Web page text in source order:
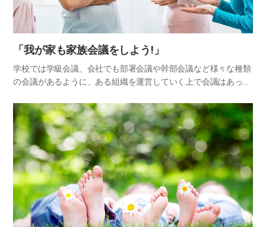
「我が家も家族会議をしよう!」
学校では学級会議、会社でも部署会議や幹部会議など様々な種類
の会議があるように、ある組織を運営していく上で会議はあって
る厳然たる一つの組織であるため、互いの理解と譲歩のためには
会議が必…